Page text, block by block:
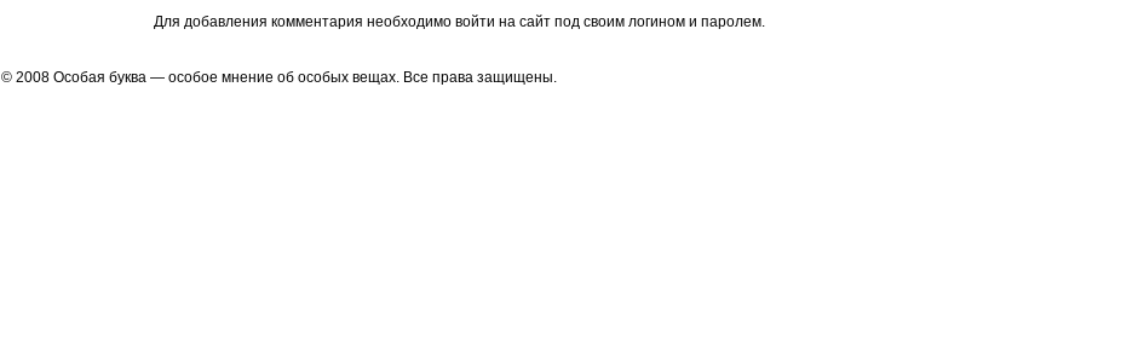
Для добавления комментария необходимо войти на сайт под своим логином и паролем.
© 2008 Особая буква — особое мнение об особых вещах. Все права защищены.